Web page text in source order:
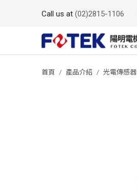
Call us at (02)2815-1106
首頁 產品介紹 光電傳感器